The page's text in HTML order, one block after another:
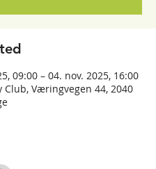
09:00 – 04. nov. 2025, 16:00
Club, Væringvegen 44, 2040